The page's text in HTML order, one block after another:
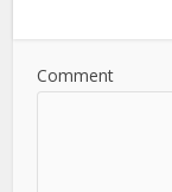
Comment